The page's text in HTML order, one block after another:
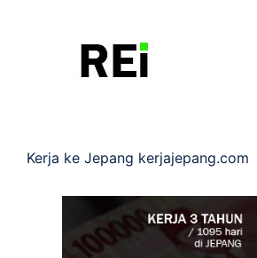
Kerja ke Jepang kerjajepang.com